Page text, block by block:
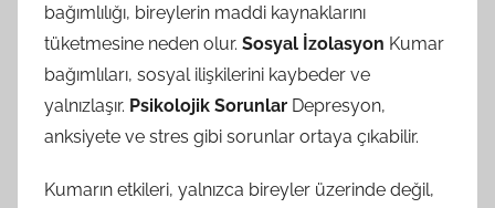
bağımlılığı, bireylerin maddi kaynaklarını
tüketmesine neden olur. Sosyal İzolasyon Kumar
bağımlıları, sosyal ilişkilerini kaybeder ve
yalnızlaşır. Psikolojik Sorunlar Depresyon,
anksiyete ve stres gibi sorunlar ortaya çıkabilir.
Kumarın etkileri, yalnızca bireyler üzerinde değil,